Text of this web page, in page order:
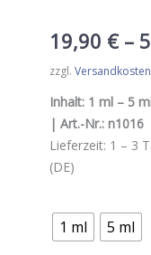
19,90 €–
zzgl. Versandkosten
Inhalt: 1 ml – 5
| Art.-Nr.: n1016
Lieferzeit: 1 – 3
(DE)
1 ml 5 ml